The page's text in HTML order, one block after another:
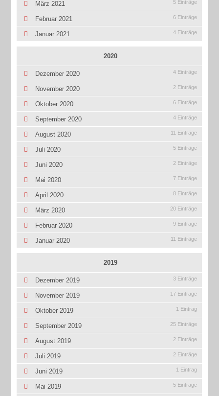
März 2021 5 Einträge
Februar 2021 6 Einträge
Januar 2021 4 Einträge
2020
Dezember 2020 4 Einträge
November 2020 2 Einträge
Oktober 2020 6 Einträge
September 2020 4 Einträge
August 2020 11 Einträge
Juli 2020 5 Einträge
Juni 2020 2 Einträge
Mai 2020 7 Einträge
April 2020 8 Einträge
März 2020 20 Einträge
Februar 2020 9 Einträge
Januar 2020 11 Einträge
2019
Dezember 2019 3 Einträge
November 2019 17 Einträge
Oktober 2019 1 Eintrag
September 2019 25 Einträge
August 2019 2 Einträge
Juli 2019 2 Einträge
Juni 2019 1 Eintrag
Mai 2019 5 Einträge